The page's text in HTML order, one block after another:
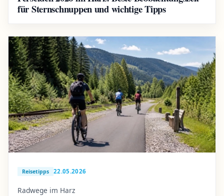
für Sternschnuppen und wichtige Tipps
Reisetipps 22.05.2026
Radwege im Harz